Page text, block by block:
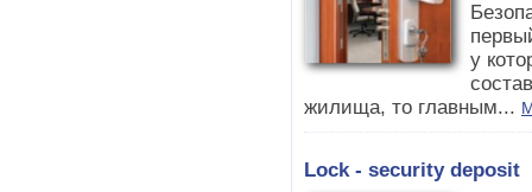
у
жилища, то главным...
Lock - security deposit